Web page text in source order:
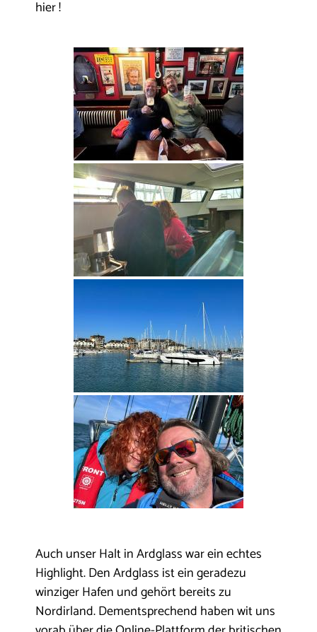
hier !
Auch unser Halt in Ardglass war ein echtes
Highlight. Den Ardglass ist ein geradezu
winziger Hafen und gehört bereits zu
Nordirland. Dementsprechend haben wit uns